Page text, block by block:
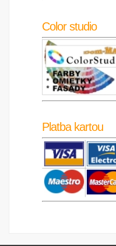
Color studio
Platba kartou